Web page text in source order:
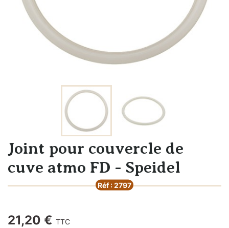
Joint pour couvercle de
cuve atmo FD - Speidel
Réf : 2797
21,20 € TTC